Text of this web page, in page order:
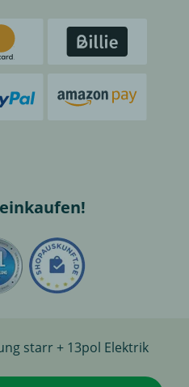
starr + 13pol Elektrik